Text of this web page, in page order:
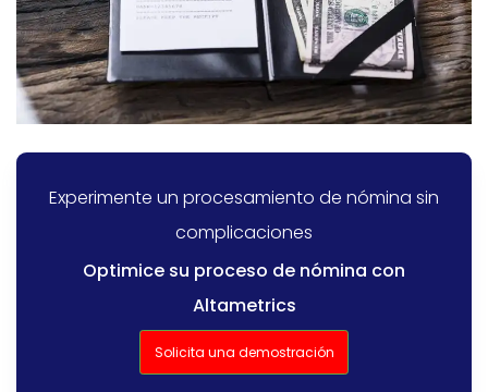
Experimente un procesamiento de nómina sin
complicaciones
Optimice su proceso de nómina con
Altametrics
Solicita una demostración